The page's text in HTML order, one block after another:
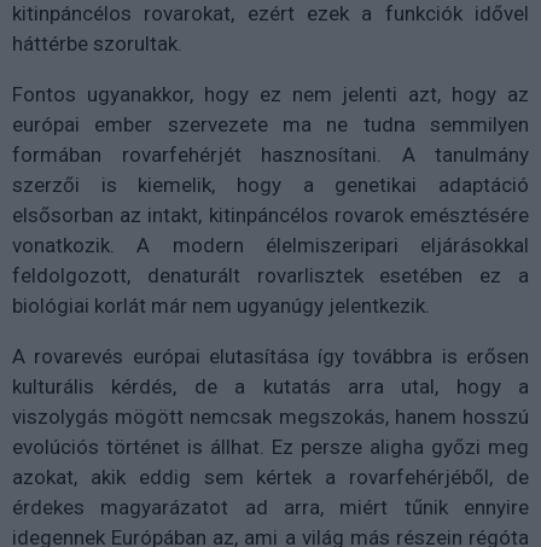
kitinpáncélos rovarokat, ezért ezek a funkciók idővel
háttérbe szorultak.
Fontos ugyanakkor, hogy ez nem jelenti azt, hogy az
európai ember szervezete ma ne tudna semmilyen
formában rovarfehérjét hasznosítani. A tanulmány
szerzői is kiemelik, hogy a genetikai adaptáció
elsősorban az intakt, kitinpáncélos rovarok emésztésére
vonatkozik. A modern élelmiszeripari eljárásokkal
feldolgozott, denaturált rovarlisztek esetében ez a
biológiai korlát már nem ugyanúgy jelentkezik.
A rovarevés európai elutasítása így továbbra is erősen
kulturális kérdés, de a kutatás arra utal, hogy a
viszolygás mögött nemcsak megszokás, hanem hosszú
evolúciós történet is állhat. Ez persze aligha győzi meg
azokat, akik eddig sem kértek a rovarfehérjéből, de
érdekes magyarázatot ad arra, miért tűnik ennyire
idegennek Európában az, ami a világ más részein régóta